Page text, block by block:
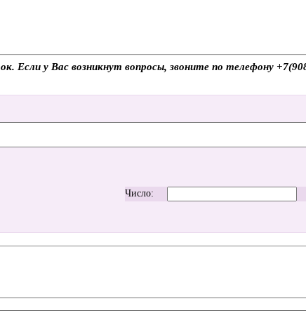
Если у Вас возникнут вопросы, звоните по телефону
Число: